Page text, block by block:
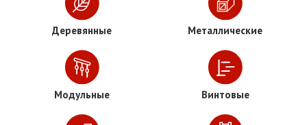
Деревянные Металлические
Модульные Винтовые